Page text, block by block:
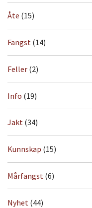
Åte (15)
Fangst (14)
Feller (2)
Info (19)
Jakt (34)
Kunnskap (15)
Mårfangst (6)
Nyhet (44)